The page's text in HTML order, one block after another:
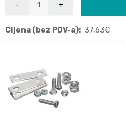
Cijena (bez PDV-a): 37,63€